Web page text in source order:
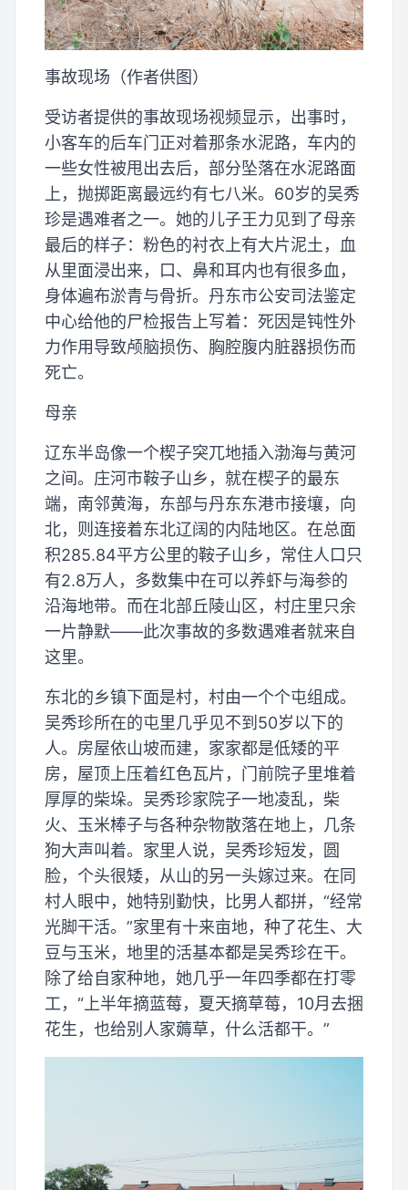
事故现场（作者供图）
受访者提供的事故现场视频显示，出事时，
小客车的后车门正对着那条水泥路，车内的
一些女性被甩出去后，部分坠落在水泥路面
上，抛掷距离最远约有七八米。60岁的吴秀
珍是遇难者之一。她的儿子王力见到了母亲
最后的样子：粉色的衬衣上有大片泥土，血
从里面浸出来，口、鼻和耳内也有很多血，
身体遍布淤青与骨折。丹东市公安司法鉴定
中心给他的尸检报告上写着：死因是钝性外
力作用导致颅脑损伤、胸腔腹内脏器损伤而
死亡。
母亲
辽东半岛像一个楔子突兀地插入渤海与黄河
之间。庄河市鞍子山乡，就在楔子的最东
端，南邻黄海，东部与丹东东港市接壤，向
北，则连接着东北辽阔的内陆地区。在总面
积285.84平方公里的鞍子山乡，常住人口只
有2.8万人，多数集中在可以养虾与海参的
沿海地带。而在北部丘陵山区，村庄里只余
一片静默——此次事故的多数遇难者就来自
这里。
东北的乡镇下面是村，村由一个个屯组成。
吴秀珍所在的屯里几乎见不到50岁以下的
人。房屋依山坡而建，家家都是低矮的平
房，屋顶上压着红色瓦片，门前院子里堆着
厚厚的柴垛。吴秀珍家院子一地凌乱，柴
火、玉米棒子与各种杂物散落在地上，几条
狗大声叫着。家里人说，吴秀珍短发，圆
脸，个头很矮，从山的另一头嫁过来。在同
村人眼中，她特别勤快，比男人都拼，“经常
光脚干活。”家里有十来亩地，种了花生、大
豆与玉米，地里的活基本都是吴秀珍在干。
除了给自家种地，她几乎一年四季都在打零
工，“上半年摘蓝莓，夏天摘草莓，10月去捆
花生，也给别人家薅草，什么活都干。”